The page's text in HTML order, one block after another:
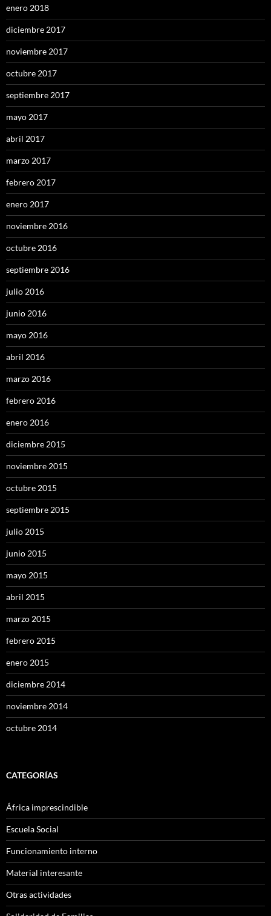
enero 2018
diciembre 2017
noviembre 2017
octubre 2017
septiembre 2017
mayo 2017
abril 2017
marzo 2017
febrero 2017
enero 2017
noviembre 2016
octubre 2016
septiembre 2016
julio 2016
junio 2016
mayo 2016
abril 2016
marzo 2016
febrero 2016
enero 2016
diciembre 2015
noviembre 2015
octubre 2015
septiembre 2015
julio 2015
junio 2015
mayo 2015
abril 2015
marzo 2015
febrero 2015
enero 2015
diciembre 2014
noviembre 2014
octubre 2014
CATEGORÍAS
África imprescindible
Escuela Social
Funcionamiento interno
Material interesante
Otras actividades